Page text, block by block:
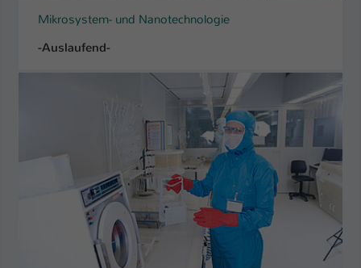
Mikrosystem- und Nanotechnologie
-Auslaufend-